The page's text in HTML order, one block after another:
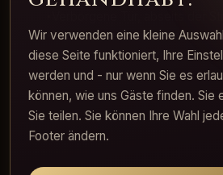
·Reservierte Eintrittsfenster
·Direkter Weg zur privaten
Wir verwenden eine kleine
diese Seite funktioniert, Ihre
werden und - nur wenn Sie es
können, wie uns Gäste finden. Sie
Sie teilen. Sie können Ihre Wahl
Footer ändern.